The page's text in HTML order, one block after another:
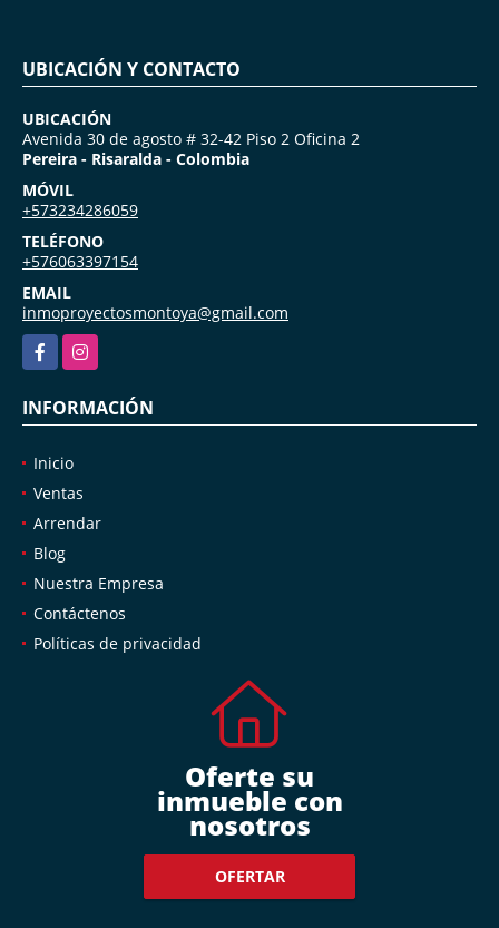
UBICACIÓN Y CONTACTO
UBICACIÓN
Avenida 30 de agosto # 32-42 Piso 2 Oficina 2
Pereira - Risaralda - Colombia
MÓVIL
+573234286059
TELÉFONO
+576063397154
EMAIL
inmoproyectosmontoya@gmail.com
FacebookInstagram
INFORMACIÓN
Inicio
Ventas
Arrendar
Blog
Nuestra Empresa
Contáctenos
Políticas de privacidad
Oferte su
inmueble con
nosotros
OFERTAR